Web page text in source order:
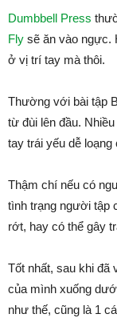
Dumbbell Press
Fly sẽ ăn vào ngực.
ở vị trí tay mà thôi.
Thường với bài tập
từ đùi lên đầu.
tay trái yếu dễ
Thậm chí nếu có
tình trạng người tập
rớt, hay có thể gây
Tốt nhất, sau khi đã
của mình xuống
như thế, cũng là 1